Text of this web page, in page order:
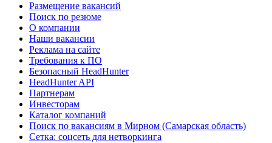
Размещение вакансий
Поиск по резюме
О компании
Наши вакансии
Реклама на сайте
Требования к ПО
Безопасный HeadHunter
HeadHunter API
Партнерам
Инвесторам
Каталог компаний
Поиск по вакансиям в Мирном (Самарская область)
Сетка: соцсеть для нетворкинга